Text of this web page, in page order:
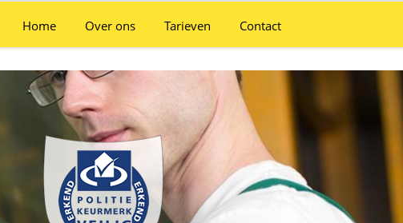
Home Over ons Tarieven Contact